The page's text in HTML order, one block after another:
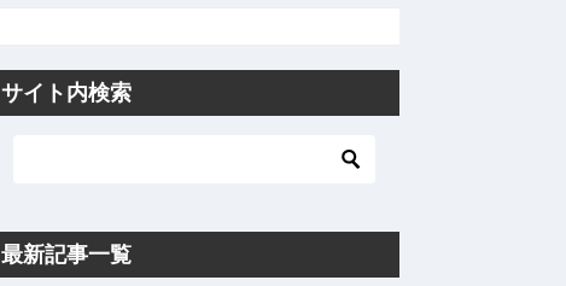
サイト内検索
最新記事一覧